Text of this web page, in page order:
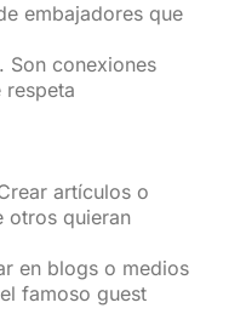
embajadores que
Son conexiones
respeta
artículos o
otros quieran
en blogs o medios
famoso guest